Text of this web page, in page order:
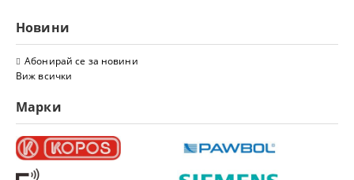
Новини
Абонирай се за новини
Виж всички
Марки